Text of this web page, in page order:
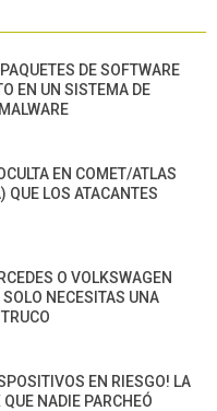
DE SOFTWARE
EN UN SISTEMA DE
EN COMET/ATLAS
QUE LOS ATACANTES
O VOLKSWAGEN
NECESITAS UNA
EN RIESGO! LA
NADIE PARCHEÓ